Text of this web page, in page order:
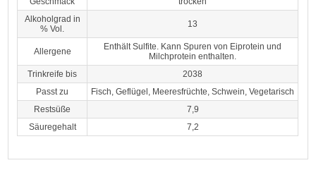
Alkoholgrad in
% Vol.
13
Allergene
Enthält Sulfite. Kann Spuren von Eiprotein und
Milchprotein enthalten.
Trinkreife bis
2038
Passt zu
Fisch, Geflügel, Meeresfrüchte, Schwein, Vegetarisch
Restsüße
7,9
Säuregehalt
7,2